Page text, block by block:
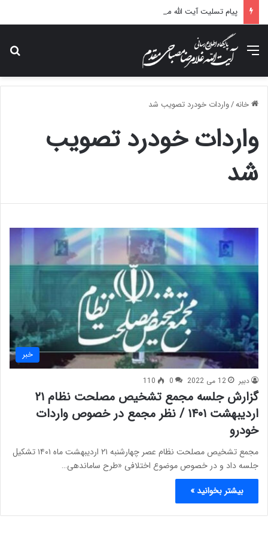
منو
خانه/واردات خودرد تصویب شد
واردات خودرد تصویب
شد
خبر
دبیر 12 می 2022 0
110
گزارش جلسه مجمع تشخیص مصلحت نظام ۲۱
اردیبهشت ۱۴۰۱ / نظر مجمع در خصوص واردات
خودرو
مجمع تشخیص مصلحت نظام عصر چهارشنبه ۲۱ اردیبهشت ماه ۱۴۰۱ تشکیل
جلسه داد و در خصوص موضوع اختلافی «طرح ساماندهی…
بیشتر بخوانید »